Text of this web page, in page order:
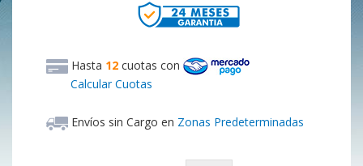
Hasta 12 cuotas con
Calcular Cuotas
Envíos sin Cargo en Zonas Predeterminadas